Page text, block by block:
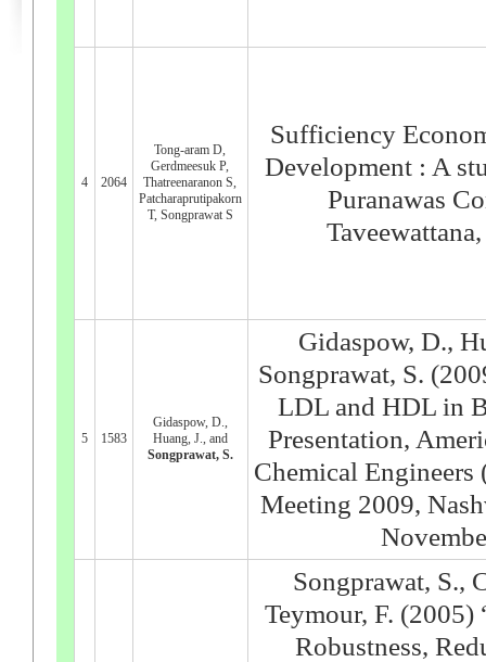
4 2064
Tong-aram D,
Gerdmeesuk P,
Thatreenaranon S,
Patcharaprutipakorn
T, Songprawat S
Sufficiency
Development : A
Puranawas
5 1583
Gidaspow, D.,
Huang, J., and
Songprawat, S.
Gidaspow, D.,
Songprawat, S.
LDL and HDL in
Presentation,
Chemical
Meeting 2009,
Songprawat, S.,
Teymour, F. (2005)
Robustness,